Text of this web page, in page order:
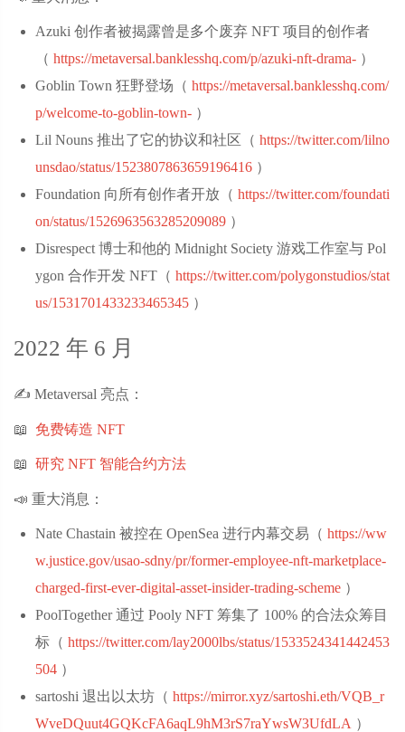
Azuki 创作者被揭露曾是多个废弃 NFT 项目的创作者
（ https://metaversal.banklesshq.com/p/azuki-nft-drama- ‌）
Goblin Town 狂野登场（ https://metaversal.banklesshq.com/
p/welcome-to-goblin-town- ‌）
Lil Nouns 推出了它的协议和社区（ https://twitter.com/lilno
unsdao/status/1523807863659196416 ‌）
Foundation 向所有创作者开放（ https://twitter.com/foundati
on/status/1526963563285209089 ‌）
Disrespect 博士和他的 Midnight Society 游戏工作室与 Pol
ygon 合作开发 NFT（ https://twitter.com/polygonstudios/stat
us/1531701433233465345 ‌）
2022 年 6 月
✍️ Metaversal 亮点：
📖 免费铸造 NFT
📖 研究 NFT 智能合约方法
📣 重大消息：
Nate Chastain 被控在 OpenSea 进行内幕交易（ https://ww
w.justice.gov/usao-sdny/pr/former-employee-nft-marketplace-
charged-first-ever-digital-asset-insider-trading-scheme ‌）
PoolTogether 通过 Pooly NFT 筹集了 100% 的合法众筹目
标（ https://twitter.com/lay2000lbs/status/1533524341442453
504 ‌）
sartoshi 退出以太坊（ https://mirror.xyz/sartoshi.eth/VQB_r
WveDQuut4GQKcFA6aqL9hM3rS7raYwsW3UfdLA ‌）